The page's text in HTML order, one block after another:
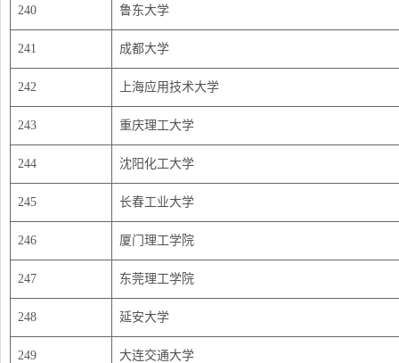
240 鲁东大学
241 成都大学
242 上海应用技术大学
243 重庆理工大学
244 沈阳化工大学
245 长春工业大学
246 厦门理工学院
247 东莞理工学院
248 延安大学
249 大连交通大学